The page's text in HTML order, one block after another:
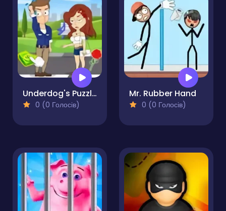
Underdog's Puzzle Odyssey
0 (0 Голосів)
Mr. Rubber Hand
0 (0 Голосів)